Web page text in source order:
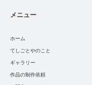
メニュー
ホーム
てしごとやのこと
ギャラリー
作品の制作依頼